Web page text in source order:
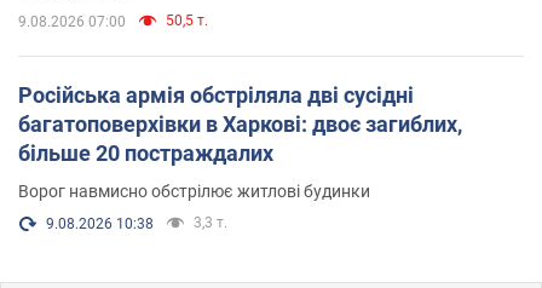
9.08.2026 07:00 50,5 т.
Російська армія обстріляла дві сусідні
багатоповерхівки в Харкові: двоє загиблих,
більше 20 постраждалих
Ворог навмисно обстрілює житлові будинки
9.08.2026 10:38 3,3 т.